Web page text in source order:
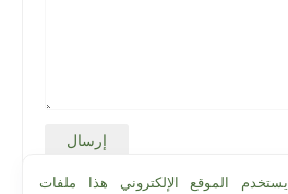
يستخدم الموقع الإلكتروني هذا ملفات